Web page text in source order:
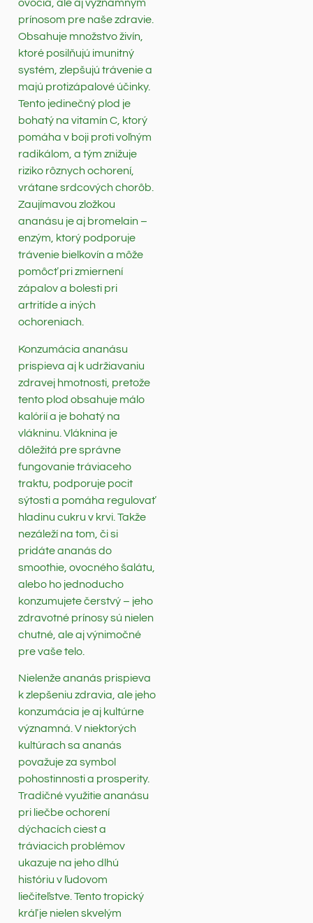
ovocia, ale aj významným
prínosom pre naše zdravie.
Obsahuje množstvo živín,
ktoré posilňujú imunitný
systém, zlepšujú trávenie a
majú protizápalové účinky.
Tento jedinečný plod je
bohatý na vitamín C, ktorý
pomáha v boji proti voľným
radikálom, a tým znižuje
riziko rôznych ochorení,
vrátane srdcových chorôb.
Zaujímavou zložkou
ananásu je aj bromelain –
enzým, ktorý podporuje
trávenie bielkovín a môže
pomôcť pri zmiernení
zápalov a bolesti pri
artritíde a iných
ochoreniach.
Konzumácia ananásu
prispieva aj k udržiavaniu
zdravej hmotnosti, pretože
tento plod obsahuje málo
kalórií a je bohatý na
vlákninu. Vláknina je
dôležitá pre správne
fungovanie tráviaceho
traktu, podporuje pocit
sýtosti a pomáha regulovať
hladinu cukru v krvi. Takže
nezáleží na tom, či si
pridáte ananás do
smoothie, ovocného šalátu,
alebo ho jednoducho
konzumujete čerstvý – jeho
zdravotné prínosy sú nielen
chutné, ale aj výnimočné
pre vaše telo.
Nielenže ananás prispieva
k zlepšeniu zdravia, ale jeho
konzumácia je aj kultúrne
významná. V niektorých
kultúrach sa ananás
považuje za symbol
pohostinnosti a prosperity.
Tradičné využitie ananásu
pri liečbe ochorení
dýchacích ciest a
tráviacich problémov
ukazuje na jeho dlhú
históriu v ľudovom
liečiteľstve. Tento tropický
kráľ je nielen skvelým